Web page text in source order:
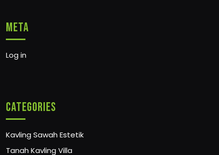
Meta
Log in
Categories
Kavling Sawah Estetik
Tanah Kavling Villa